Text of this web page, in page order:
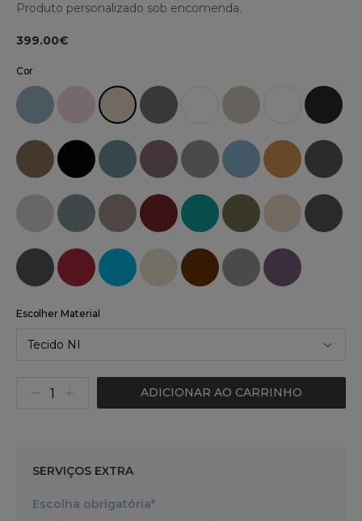
Produto personalizado sob encomenda.
399.00€
Cor
Escolher Material
Tecido NI
ADICIONAR AO CARRINHO
SERVIÇOS EXTRA
Escolha obrigatória*